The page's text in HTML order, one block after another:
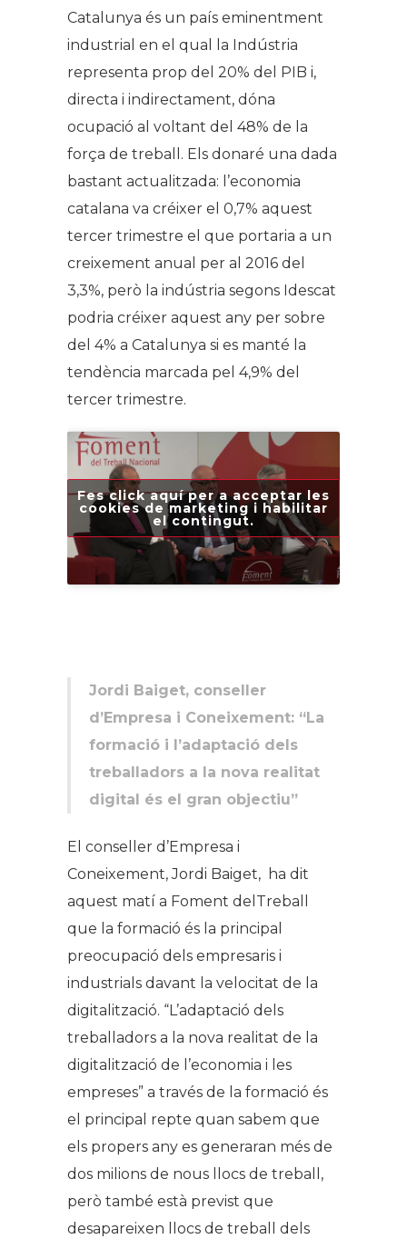
Catalunya és un país eminentment
industrial en el qual la Indústria
representa prop del 20% del PIB i,
directa i indirectament, dóna
ocupació al voltant del 48% de la
força de treball. Els donaré una dada
bastant actualitzada: l’economia
catalana va créixer el 0,7% aquest
tercer trimestre el que portaria a un
creixement anual per al 2016 del
3,3%, però la indústria segons Idescat
podria créixer aquest any per sobre
del 4% a Catalunya si es manté la
tendència marcada pel 4,9% del
tercer trimestre.
Fes click aquí per a acceptar les
cookies de marketing i habilitar
el contingut.
Jordi Baiget, conseller
d’Empresa i Coneixement: “La
formació i l’adaptació dels
treballadors a la nova realitat
digital és el gran objectiu”
El conseller d’Empresa i
Coneixement, Jordi Baiget, ha dit
aquest matí a Foment delTreball
que la formació és la principal
preocupació dels empresaris i
industrials davant la velocitat de la
digitalització. “L’adaptació dels
treballadors a la nova realitat de la
digitalització de l’economia i les
empreses” a través de la formació és
el principal repte quan sabem que
els propers any es generaran més de
dos milions de nous llocs de treball,
però també està previst que
desapareixen llocs de treball dels